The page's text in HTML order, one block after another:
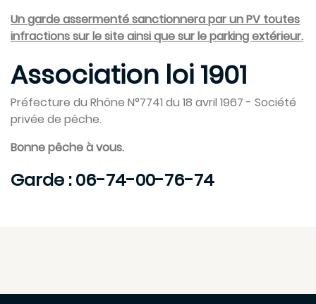
Un garde assermenté sanctionnera par un PV toutes
infractions sur le site ainsi que sur le parking extérieur.
Association loi 1901
Préfecture du Rhône N°7741 du 18 avril 1967 - Société
privée de pêche.
Bonne pêche à vous.
Garde : 06-74-00-76-74